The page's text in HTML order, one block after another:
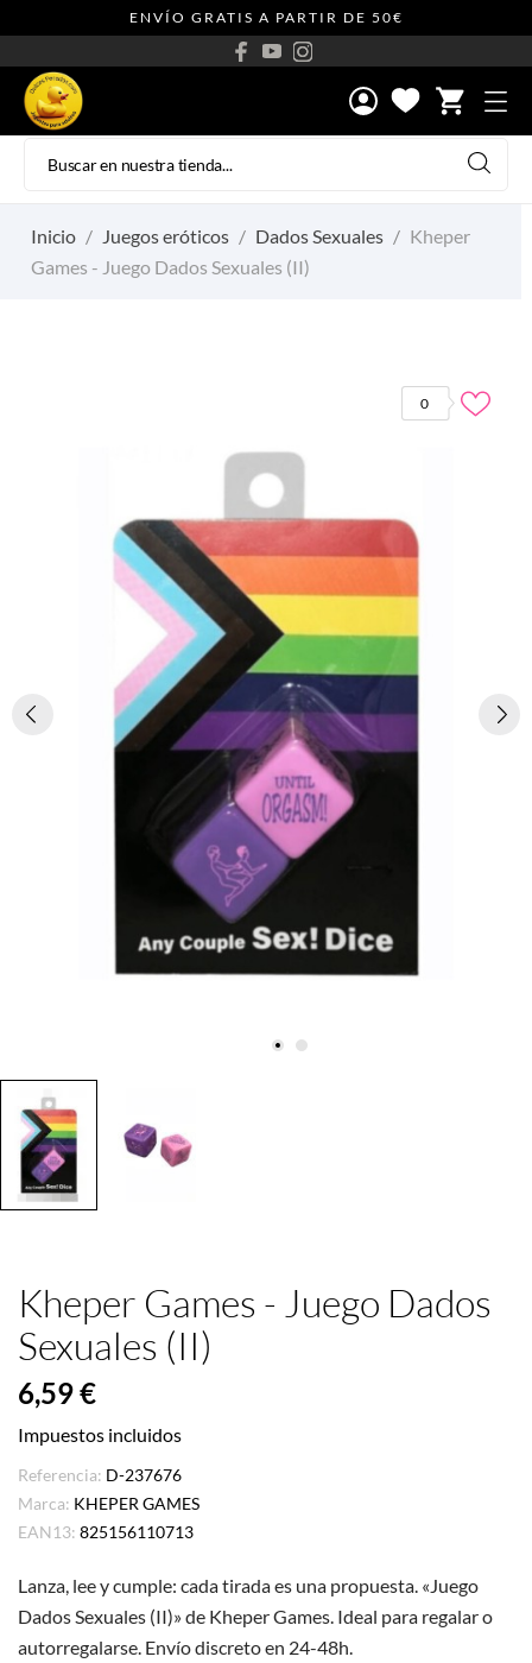
ENVÍO GRATIS A PARTIR DE 50€
shopping_cart
Inicio Juegos eróticos Dados Sexuales
Kheper
Games - Juego Dados Sexuales (II)
0
Kheper Games - Juego Dados
Sexuales (II)
6,59 €
Impuestos incluidos
Referencia: D-237676
Marca: KHEPER GAMES
EAN13: 825156110713
Lanza, lee y cumple: cada tirada es una propuesta. «Juego
Dados Sexuales (II)» de Kheper Games. Ideal para regalar o
autorregalarse. Envío discreto en 24-48h.